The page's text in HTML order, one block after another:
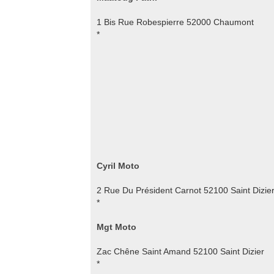
1 Bis Rue Robespierre 52000 Chaumont
*
Cyril Moto
2 Rue Du Président Carnot 52100 Saint Dizier
*
Mgt Moto
Zac Chêne Saint Amand 52100 Saint Dizier
*